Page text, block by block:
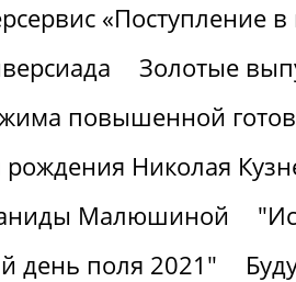
«Поступление
Золотые
повышенной
рождения Николая
Малюшиной
день поля 2021"